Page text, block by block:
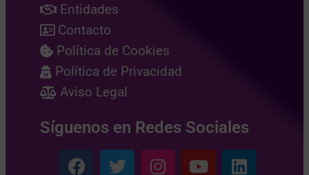
Entidades
Contacto
Política de Cookies
Política de Privacidad
Aviso Legal
Síguenos en Redes Sociales